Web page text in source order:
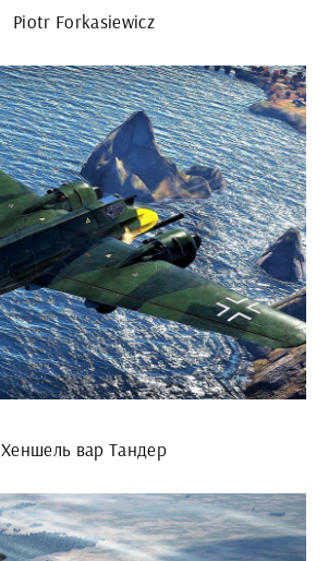
Piotr Forkasiewicz
Хеншель вар Тандер